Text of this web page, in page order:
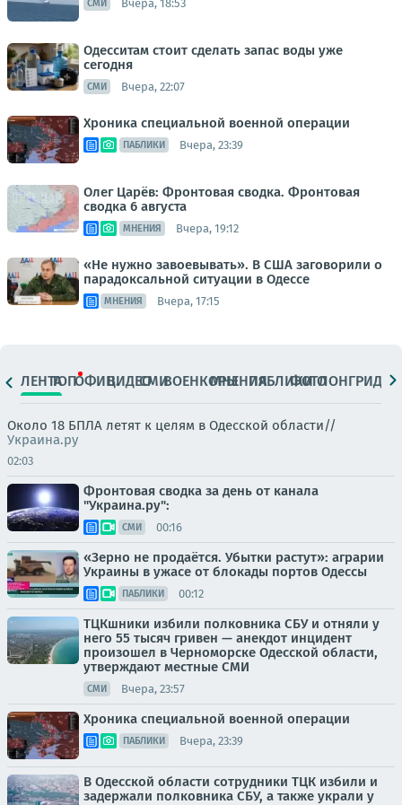
СМИ Вчера, 18:53
Одесситам стоит сделать запас воды уже
сегодня
СМИ Вчера, 22:07
Хроника специальной военной операции
ПАБЛИКИ Вчера, 23:39
Олег Царёв: Фронтовая сводка. Фронтовая
сводка 6 августа
МНЕНИЯ Вчера, 19:12
«Не нужно завоевывать». В США заговорили о
парадоксальной ситуации в Одессе
МНЕНИЯ Вчера, 17:15
ЛЕНТАТОПОФИЦ.ВИДЕОСМИВОЕНКОРЫМНЕНИЯПАБЛИКИ
ФОТОЛОНГРИДЫ
Около 18 БПЛА летят к целям в Одесской области//
Украина.ру
02:03
Фронтовая сводка за день от канала
"Украина.ру":
СМИ 00:16
«Зерно не продаётся. Убытки растут»: аграрии
Украины в ужасе от блокады портов Одессы
ПАБЛИКИ 00:12
ТЦКшники избили полковника СБУ и отняли у
него 55 тысяч гривен — анекдот инцидент
произошел в Черноморске Одесской области,
утверждают местные СМИ
СМИ Вчера, 23:57
Хроника специальной военной операции
ПАБЛИКИ Вчера, 23:39
В Одесской области сотрудники ТЦК избили и
задержали полковника СБУ, а также украли у